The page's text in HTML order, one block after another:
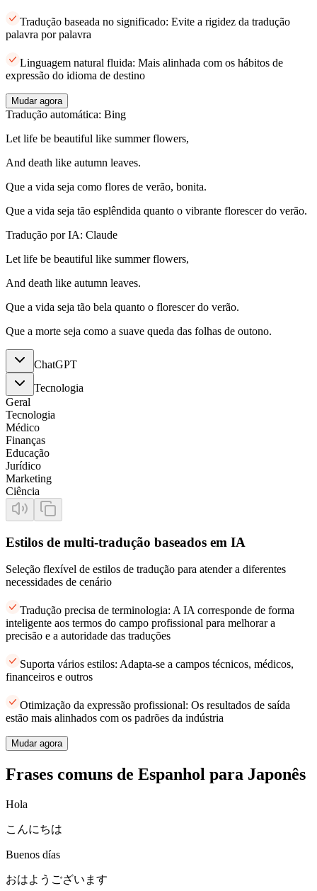
Tradução baseada no significado: Evite a rigidez da tradução
palavra por palavra
Linguagem natural fluida: Mais alinhada com os hábitos de
expressão do idioma de destino
Mudar agora
Tradução automática: Bing
Let life be beautiful like summer flowers,
And death like autumn leaves.
Que a vida seja como flores de verão, bonita.
Que a vida seja tão esplêndida quanto o vibrante florescer do verão.
Tradução por IA: Claude
Let life be beautiful like summer flowers,
And death like autumn leaves.
Que a vida seja tão bela quanto o florescer do verão.
Que a morte seja como a suave queda das folhas de outono.
ChatGPT
Tecnologia
Geral
Tecnologia
Médico
Finanças
Educação
Jurídico
Marketing
Ciência
Estilos de multi-tradução baseados em IA
Seleção flexível de estilos de tradução para atender a diferentes
necessidades de cenário
Tradução precisa de terminologia: A IA corresponde de forma
inteligente aos termos do campo profissional para melhorar a
precisão e a autoridade das traduções
Suporta vários estilos: Adapta-se a campos técnicos, médicos,
financeiros e outros
Otimização da expressão profissional: Os resultados de saída
estão mais alinhados com os padrões da indústria
Mudar agora
Frases comuns de Espanhol para Japonês
Hola
こんにちは
Buenos días
おはようございます